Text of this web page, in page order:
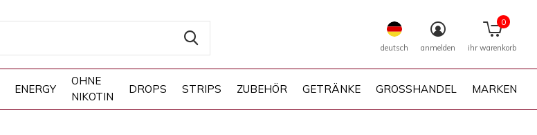
ENERGY
OHNE
NIKOTIN
DROPS STRIPS ZUBEHÖR GETRÄNKE GROSSHANDEL MARKEN
deutsch anmelden ihr warenkorb
0